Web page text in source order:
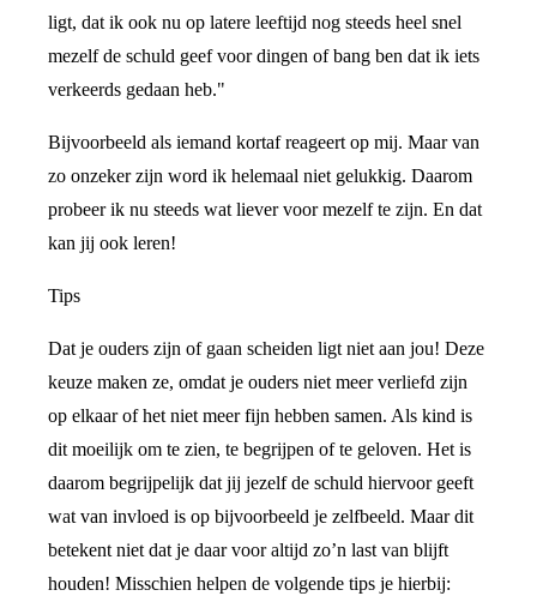
ligt, dat ik ook nu op latere leeftijd nog steeds heel snel
mezelf de schuld geef voor dingen of bang ben dat ik iets
verkeerds gedaan heb."
Bijvoorbeeld als iemand kortaf reageert op mij. Maar van
zo onzeker zijn word ik helemaal niet gelukkig. Daarom
probeer ik nu steeds wat liever voor mezelf te zijn. En dat
kan jij ook leren!
Tips
Dat je ouders zijn of gaan scheiden ligt niet aan jou! Deze
keuze maken ze, omdat je ouders niet meer verliefd zijn
op elkaar of het niet meer fijn hebben samen. Als kind is
dit moeilijk om te zien, te begrijpen of te geloven. Het is
daarom begrijpelijk dat jij jezelf de schuld hiervoor geeft
wat van invloed is op bijvoorbeeld je zelfbeeld. Maar dit
betekent niet dat je daar voor altijd zo’n last van blijft
houden! Misschien helpen de volgende tips je hierbij: